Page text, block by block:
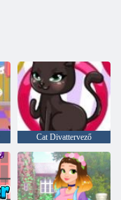
Cat Divattervező